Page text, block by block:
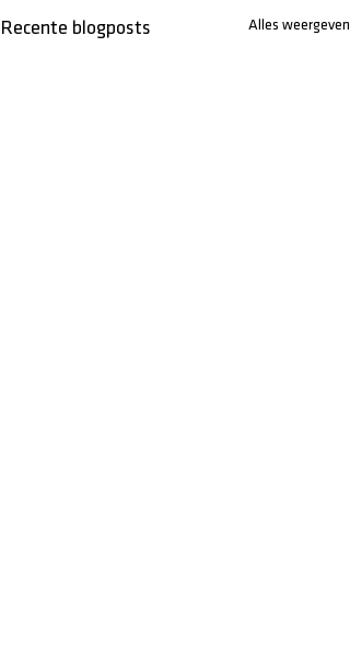
Recente blogposts Alles weergeven